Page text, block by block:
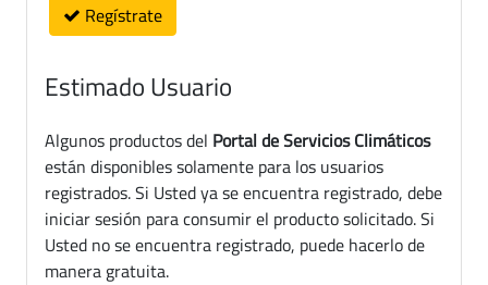
Regístrate
Estimado Usuario
Algunos productos del Portal de Servicios Climáticos
están disponibles solamente para los usuarios
registrados. Si Usted ya se encuentra registrado, debe
iniciar sesión para consumir el producto solicitado. Si
Usted no se encuentra registrado, puede hacerlo de
manera gratuita.